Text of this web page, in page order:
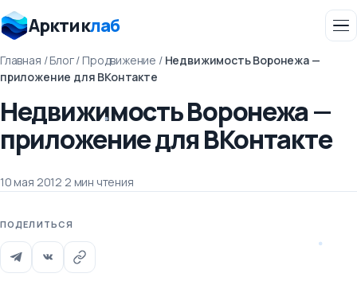
Арктиклаб
Главная /Блог/ Продвижение / Недвижимость Воронежа —
приложение для ВКонтакте
Недвижимость Воронежа —
приложение для ВКонтакте
10 мая 2012·2 мин чтения
ПОДЕЛИТЬСЯ